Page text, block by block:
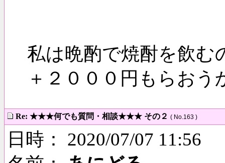
私は晩酌で焼酎を飲む
＋２０００円もらお
Re: ★★★何でも質問・相談★★★ その２ ( No.163 )
日時： 2020/07/07 11:56